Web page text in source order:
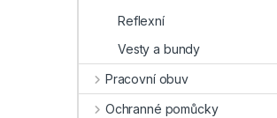
Reflexní
Vesty a bundy
Pracovní obuv
Ochranné pomůcky